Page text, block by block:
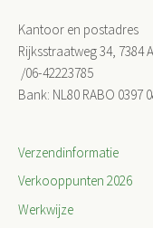
Kantoor en postadres
Rijksstraatweg 34, 7384
/06-42223785
Bank: NL80 RABO 0397
Verzendinformatie
Verkooppunten 2026
Werkwijze